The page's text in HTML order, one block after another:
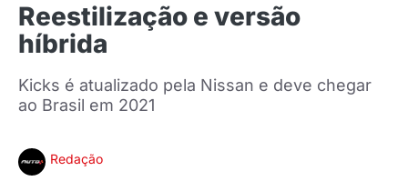
Reestilização e versão
híbrida
Kicks é atualizado pela Nissan e deve chegar
ao Brasil em 2021
Redação